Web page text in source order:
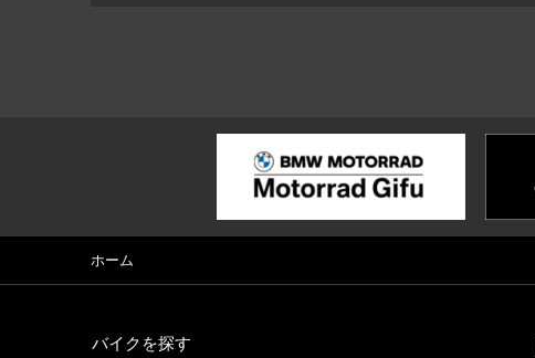
ホーム
バイクを探す